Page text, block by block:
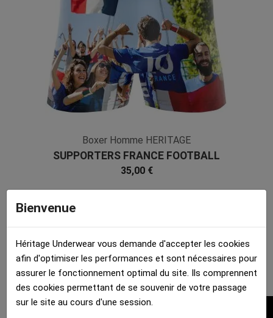
Boxer Homme HERITAGE
SUPPORTERS FRANCE FOOTBALL
Bleu Blanc Microfibre
35,00 €
Bienvenue
Héritage Underwear vous demande d'accepter les cookies
afin d'optimiser les performances et sont nécessaires pour
assurer le fonctionnement optimal du site. Ils comprennent
des cookies permettant de se souvenir de votre passage
sur le site au cours d'une session.